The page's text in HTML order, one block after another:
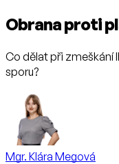
Obrana proti
Co dělat při zmeškání
sporu?
Mgr. Klára Megová